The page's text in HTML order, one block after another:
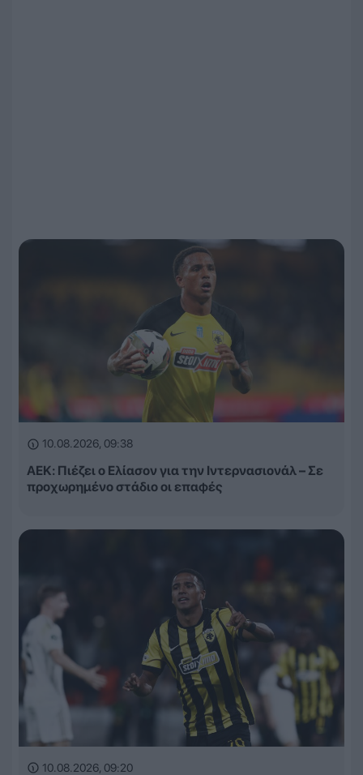
10.08.2026, 09:38
ΑΕΚ: Πιέζει ο Ελίασον για την Ιντερνασιονάλ – Σε
προχωρημένο στάδιο οι επαφές
10.08.2026, 09:20